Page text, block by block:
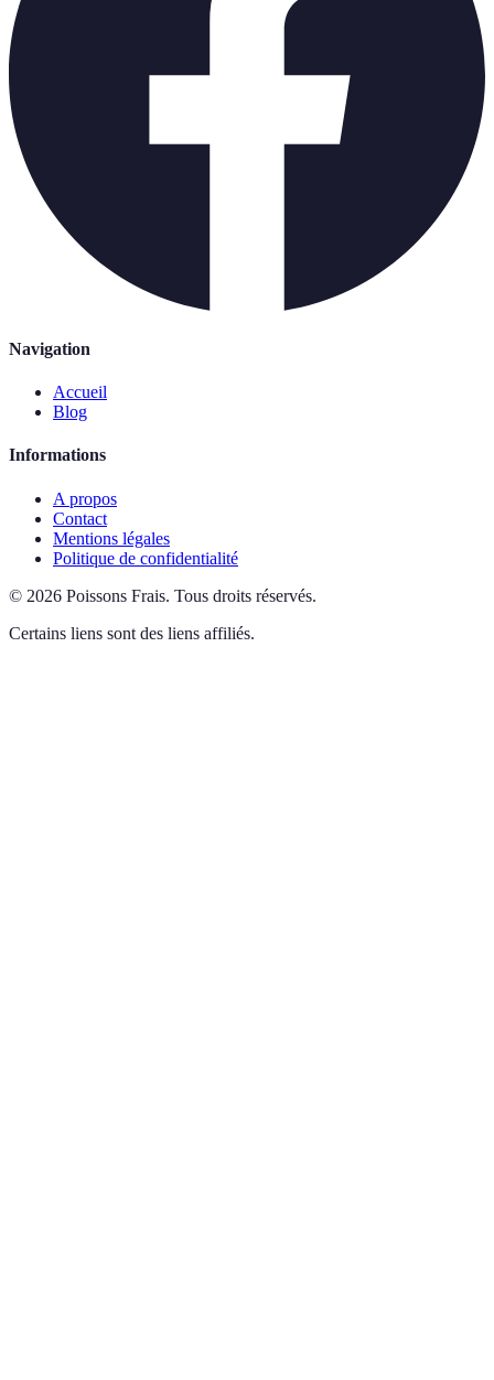
Navigation
Accueil
Blog
Informations
A propos
Contact
Mentions légales
Politique de confidentialité
© 2026 Poissons Frais. Tous droits réservés.
Certains liens sont des liens affiliés.